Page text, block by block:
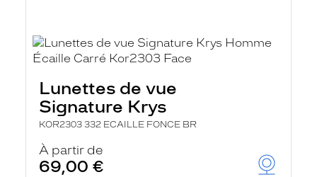
Lunettes de vue
Signature Krys
KOR2303 332 ECAILLE FONCE BR
À partir de
69,00 €